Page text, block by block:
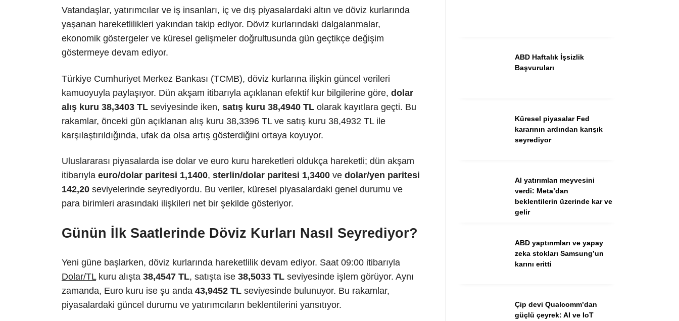
Facebook
Vatandaşlar, yatırımcılar ve iş insanları, iç ve dış piyasalardaki altın ve döviz kurlarında
yaşanan hareketlilikleri yakından takip ediyor. Döviz kurlarındaki dalgalanmalar,
ekonomik göstergeler ve küresel gelişmeler doğrultusunda gün geçtikçe değişim
göstermeye devam ediyor.
Türkiye Cumhuriyet Merkez Bankası (TCMB), döviz kurlarına ilişkin güncel verileri
kamuoyuyla paylaşıyor. Dün akşam itibarıyla açıklanan efektif kur bilgilerine göre, dolar
alış kuru 38,3403 TL seviyesinde iken, satış kuru 38,4940 TL olarak kayıtlara geçti. Bu
rakamlar, önceki gün açıklanan alış kuru 38,3396 TL ve satış kuru 38,4932 TL ile
karşılaştırıldığında, ufak da olsa artış gösterdiğini ortaya koyuyor.
Uluslararası piyasalarda ise dolar ve euro kuru hareketleri oldukça hareketli; dün akşam
itibarıyla euro/dolar paritesi 1,1400, sterlin/dolar paritesi 1,3400 ve dolar/yen paritesi
142,20 seviyelerinde seyrediyordu. Bu veriler, küresel piyasalardaki genel durumu ve
para birimleri arasındaki ilişkileri net bir şekilde gösteriyor.
Günün İlk Saatlerinde Döviz Kurları Nasıl Seyrediyor?
Yeni güne başlarken, döviz kurlarında hareketlilik devam ediyor. Saat 09:00 itibarıyla
Dolar/TLkuru alışta 38,4547 TL, satışta ise 38,5033 TL seviyesinde işlem görüyor. Aynı
zamanda, Euro kuru ise şu anda 43,9452 TL seviyesinde bulunuyor. Bu rakamlar,
piyasalardaki güncel durumu ve yatırımcıların beklentilerini yansıtıyor.
ABD Haftalık İşsizlik
Başvuruları
Küresel piyasalar Fed
kararının ardından karışık
seyrediyor
AI yatırımları meyvesini
verdi: Meta’dan
beklentilerin üzerinde kar ve
gelir
ABD yaptırımları ve yapay
zeka stokları Samsung’un
karını eritti
Çip devi Qualcomm’dan
güçlü çeyrek: AI ve IoT